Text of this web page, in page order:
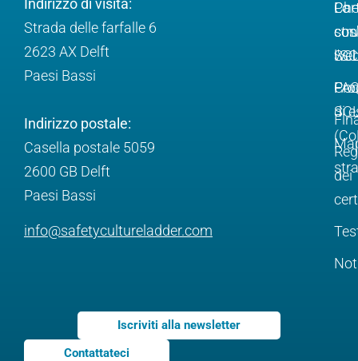
Strada delle farfalle 6
2623 AX Delft
Paesi Bassi
Indirizzo postale:
Casella postale 5059
2600 GB Delft
Paesi Bassi
info@safetycultureladder.com
Che
Lo
dei
di
Iscriviti alla newsletter
Contattateci